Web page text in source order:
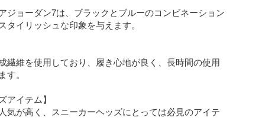
ジョーダン7は、ブラックとブルーのコンビネーション
タイリッシュな印象を与えます。
繊維を使用しており、履き心地が良く、長時間の使用
。
アイテム】
気が高く、スニーカーヘッズにとっては必見のアイテ